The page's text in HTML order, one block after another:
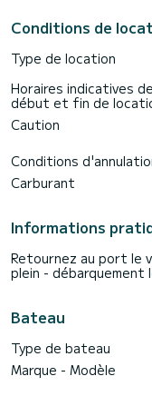
arrière, Plateforme
Pour toute demande
Conditions de
Type de location
Horaires indicatives de
début et fin de
Caution
Conditions
Carburant
Informations
Retournez au port le
plein - débarquement
Bateau
Type de bateau
Marque - Modèle